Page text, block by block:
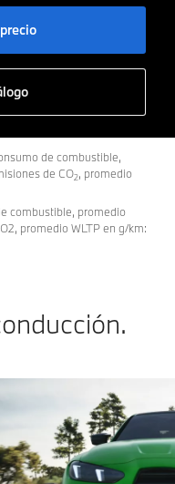
de combustible,
de CO2, promedio
combustible, promedio
promedio WLTP en g/km: